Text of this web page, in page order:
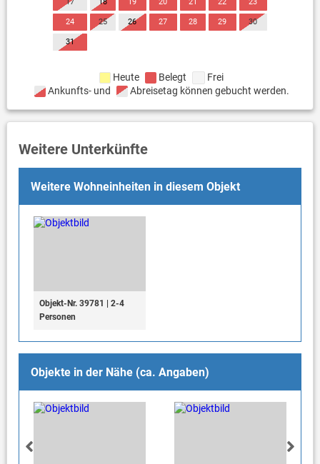
24 25 26 27 28 29 30
31
Heute Belegt
Frei
Ankunfts- und
Abreisetag können gebucht werden.
Weitere Unterkünfte
Weitere Wohneinheiten in diesem Objekt
Objekt-Nr. 39781 | 2-4
Personen
Objekte in der Nähe (ca. Angaben)